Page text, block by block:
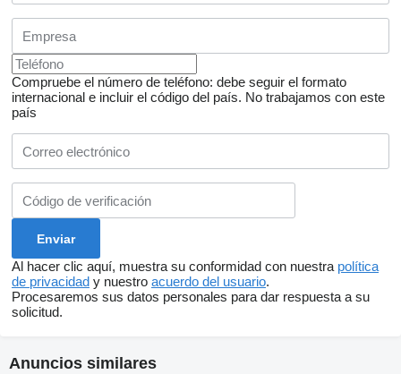
Compruebe el número de teléfono: debe seguir el formato
internacional e incluir el código del país. No trabajamos con este
país
Al hacer clic aquí, muestra su conformidad con nuestra política
de privacidad y nuestro acuerdo del usuario.
Procesaremos sus datos personales para dar respuesta a su
solicitud.
Anuncios similares